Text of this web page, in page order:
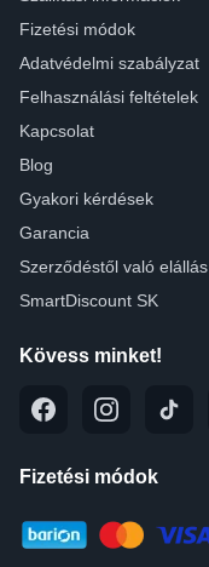
Fizetési módok
Adatvédelmi szabályzat
Felhasználási feltételek
Kapcsolat
Blog
Gyakori kérdések
Garancia
Szerződéstől való elállás
SmartDiscount SK
Kövess minket!
Fizetési módok